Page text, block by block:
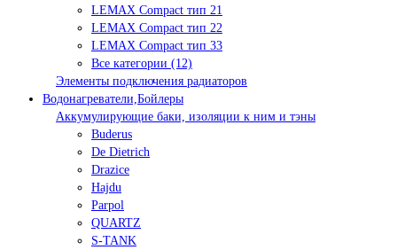
LEMAX Compact тип 21
LEMAX Compact тип 22
LEMAX Compact тип 33
Все категории (12)
Элементы подключения радиаторов
Водонагреватели,Бойлеры
Аккумулирующие баки, изоляции к ним и тэны
Buderus
De Dietrich
Drazice
Hajdu
Parpol
QUARTZ
S-TANK